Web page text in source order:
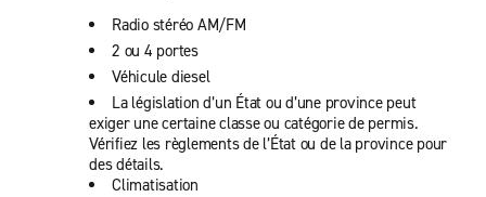
Radio stéréo AM/FM
2 ou 4 portes
Véhicule diesel
La législation d’un État ou d’une province peut
exiger une certaine classe ou catégorie de permis.
Vérifiez les règlements de l’État ou de la province pour
des détails.
Climatisation